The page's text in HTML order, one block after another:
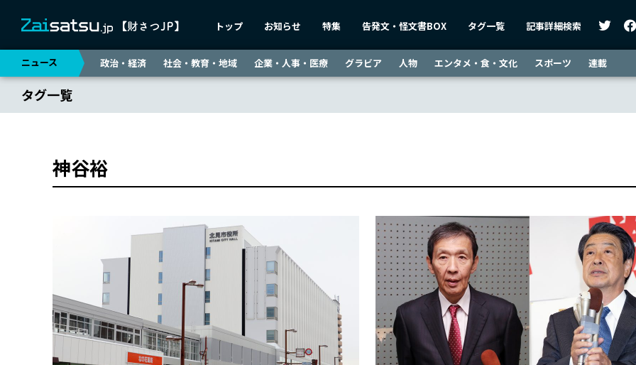
トップ お知らせ 特集 告発文・怪文書BOX タグ一覧 記事詳細検索
ニュース 政治・経済 社会・教育・地域 企業・人事・医療 グラビア 人物 エンタメ・食・文化 スポーツ 連載
タグ一覧
神谷裕